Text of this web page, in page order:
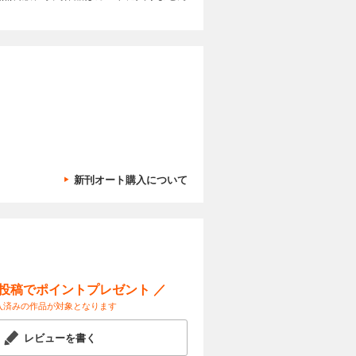
認識で
は？
蛍光
ールパ
が、災
“びっ
モデル
横浜美
月より
物 横
い科学
異！
ひろば
雲の観
る！ ト
能性を
ラミン
ドラ
ない！生
ってみ
集は
連載100
カートに入れる
試し読み
新刊オート購入について
稿でポイントプレゼント ／
済みの作品が対象となります
レビューを書く